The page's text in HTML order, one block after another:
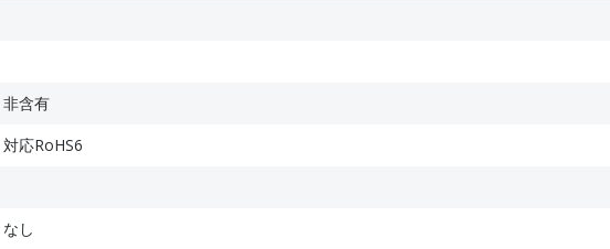
非含有
対応RoHS6
なし